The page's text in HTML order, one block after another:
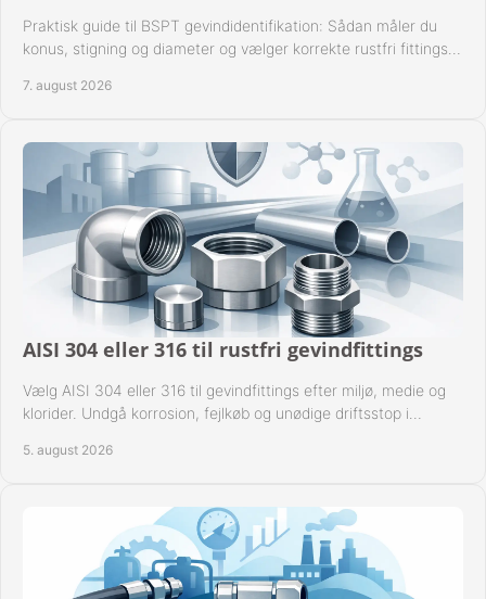
KURV
BESTIL
TILBUD
PROFIL
VILKÅR
FAQ
SØGNING
KUNDECENTER
Praktisk guide til BSPT gevindidentifikation: Sådan måler du
konus, stigning og diameter og vælger korrekte rustfri fittings
7. august 2026
AISI 304 eller 316 til rustfri gevindfittings
Vælg AISI 304 eller 316 til gevindfittings efter miljø, medie og
klorider. Undgå korrosion, fejlkøb og unødige driftsstop i
5. august 2026